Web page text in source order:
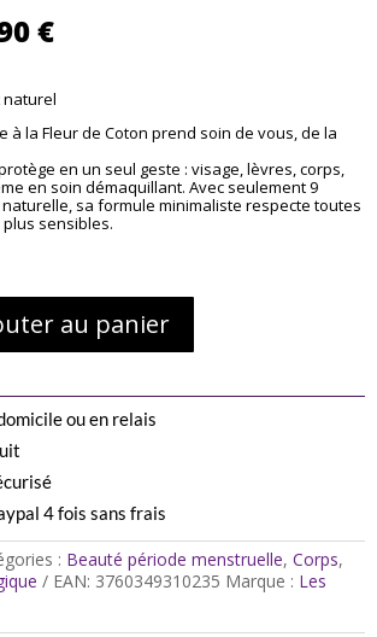
€Le
prix
est :
35,90 €.
naturel
à la Fleur de Coton prend soin de vous, de la
en un seul geste : visage, lèvres, corps,
en soin démaquillant. Avec seulement 9
sa formule minimaliste respecte toutes
sensibles.
au panier
ou en relais
4 fois sans frais
: Beauté période menstruelle, Corps,
EAN: 3760349310235 Marque : Les